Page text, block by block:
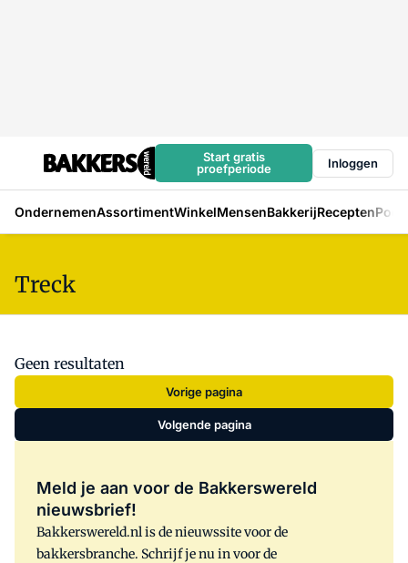
Start gratis
proefperiode
Inloggen
OndernemenAssortimentWinkelMensenBakkerijRecepten
Treck
Geen resultaten
Vorige pagina
Volgende pagina
Meld je aan voor de Bakkerswereld
nieuwsbrief!
Bakkerswereld.nl is de nieuwssite voor de
bakkersbranche. Schrijf je nu in voor de